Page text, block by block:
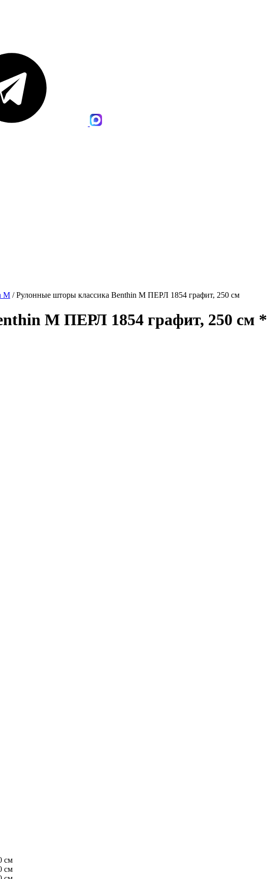
M / Рулонные шторы классика Benthin M ПЕРЛ 1854 графит, 250 см
M ПЕРЛ 1854 графит, 250 см *